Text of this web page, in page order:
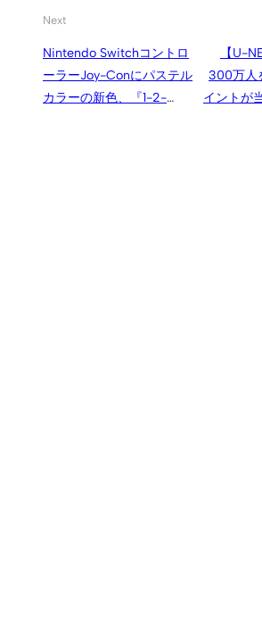
Next
Nintendo Switchコントロ
ーラーJoy-Conにパステル
カラーの新色、『1-2-
【U-
300万人
イントが